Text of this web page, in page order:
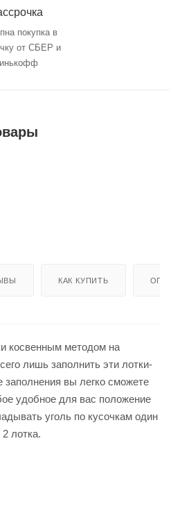
покупка в
от СБЕР и
КАК КУПИТЬ
косвенным методом на
лишь заполнить эти лотки-
вы легко сможете
удобное для вас положение
уголь по кусочкам один
лотка.